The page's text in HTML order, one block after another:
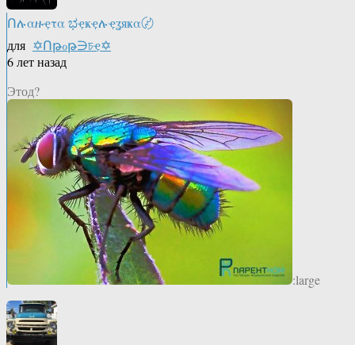
Ոሉαዙҿτα ಭҿҝҿሉҿʓяҝα〄
для ✡Ոթℴթ∋চҿ✡
6 лет назад
Этод?
:large